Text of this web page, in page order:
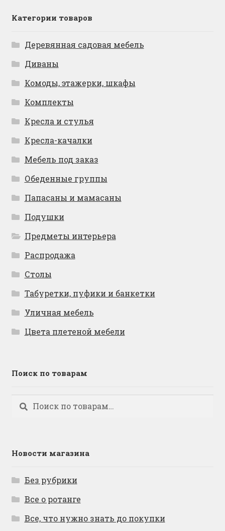
Категории товаров
Деревянная садовая мебель
Диваны
Комоды, этажерки, шкафы
Комплекты
Кресла и стулья
Кресла-качалки
Мебель под заказ
Обеденные группы
Папасаны и мамасаны
Подушки
Предметы интерьера
Распродажа
Столы
Табуретки, пуфики и банкетки
Уличная мебель
Цвета плетеной мебели
Поиск по товарам
Искать:
Поиск
Новости магазина
Без рубрики
Все о ротанге
Все, что нужно знать до покупки